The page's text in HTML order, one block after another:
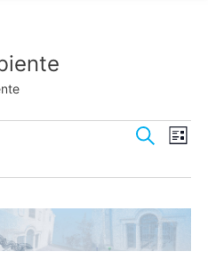
de
e
Pesquisar
de
Lista